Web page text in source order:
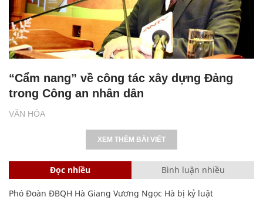
VĂN HÓA
“Cẩm nang” về công tác xây dựng Đảng
trong Công an nhân dân
XEM THÊM BÀI VIẾT
Đọc nhiều Bình luận nhiều
Phó Đoàn ĐBQH Hà Giang Vương Ngọc Hà bị kỷ luật